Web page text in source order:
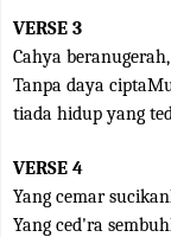
VERSE 3
Cahya
Tanpa daya
tiada hidup yang
VERSE 4
Yang cemar
Yang ced'ra